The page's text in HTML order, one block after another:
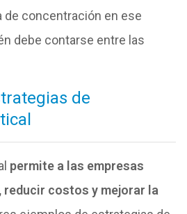
de concentración en ese
debe contarse entre las
de
permite a las empresas
costos y mejorar la